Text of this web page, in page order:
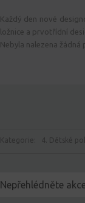
Každý den nové
ložnice a prvotřídní
Nebyla nalezena žádná
Kategorie: 4. Dětské
Nepřehlédněte